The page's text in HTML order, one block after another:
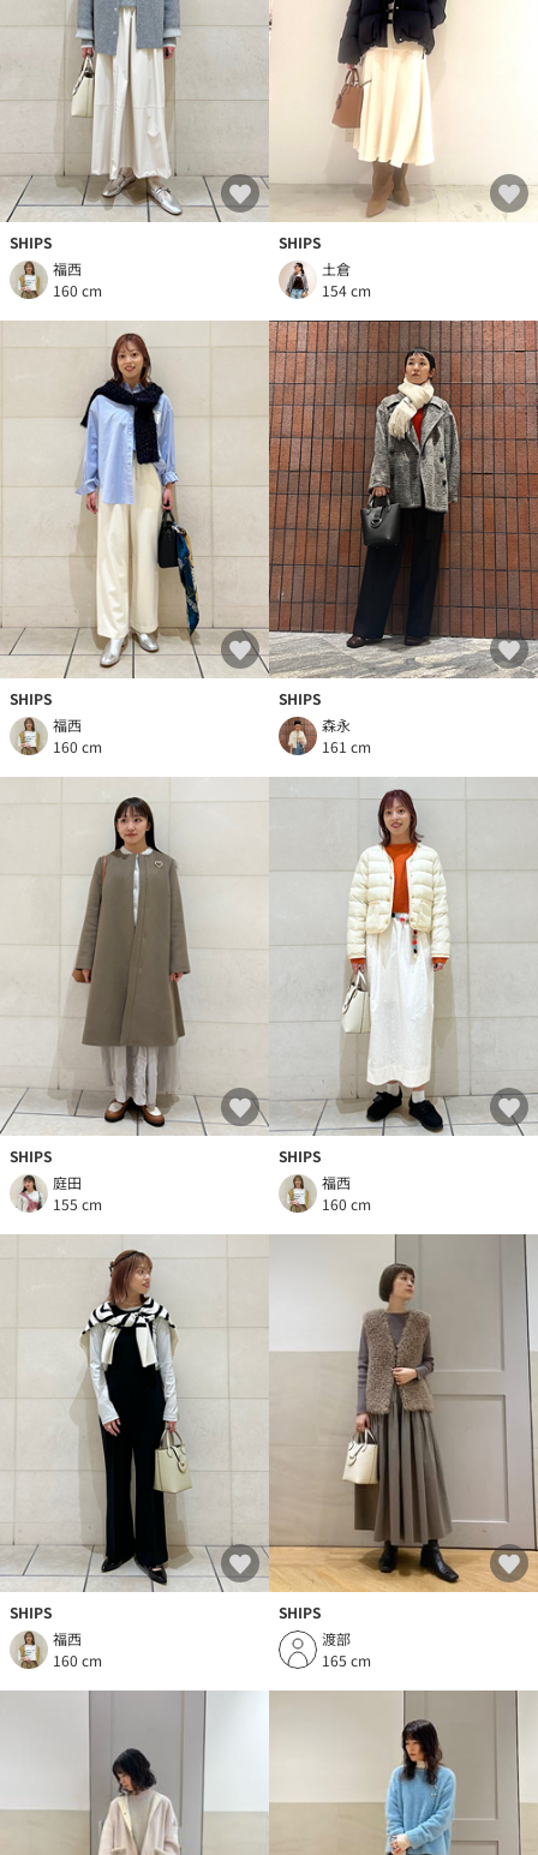
SHIPS
福西
160 cm
SHIPS
土倉
154 cm
SHIPS
福西
160 cm
SHIPS
森永
161 cm
SHIPS
庭田
155 cm
SHIPS
福西
160 cm
SHIPS
福西
160 cm
SHIPS
渡部
165 cm